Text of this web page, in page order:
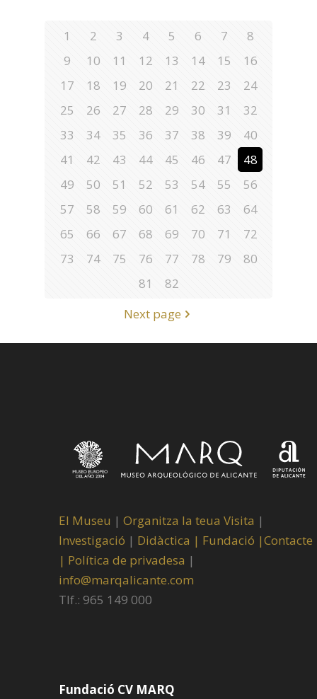
1 2 3 4 5 6 7
8
9
10 11 12 13 14 15
16
17
18 19 20 21 22 23
24
25
26 27 28 29 30 31
32
33
34 35 36 37 38 39
40
41
42 43 44 45 46 47
48
49
50 51 52 53 54 55
56
57
58 59 60 61 62 63
64
65
66 67 68 69 70 71
72
73
74 75 76 77 78 79
80
81
82
Next page
El Museu | Organitza la teua Visita |
Investigació | Didàctica | Fundació |Contacte
| Política de privadesa |
info@marqalicante.com
Tlf.: 965 149 000
Fundació CV MARQ